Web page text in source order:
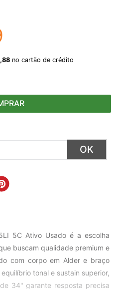
,88 no cartão de crédito
5C Ativo Usado é a escolha
buscam qualidade premium e
com corpo em Alder e braço
tonal e sustain superior,
34" garante resposta precisa